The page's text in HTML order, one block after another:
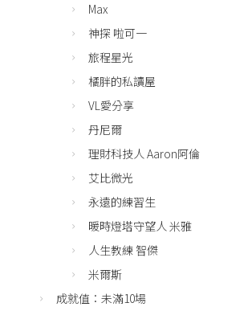
Max
神探 啦可一
旅程星光
橘胖的私讀屋
VL愛分享
丹尼爾
理財科技人 Aaron阿倫
艾比微光
永遠的練習生
暖時燈塔守望人 米雅
人生教練 智傑
米爾斯
成就值：未滿10場